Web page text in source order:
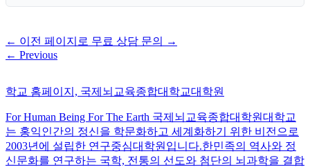
← 이전 페이지로 무료 상담 문의
→
← Previous
학교 홈페이지, 국제뇌교육종합대학교대학원
For Human Being For The Earth 국제뇌교육종합대학원대학교
는 홍익인간의 정신을 학문화하고 세계화하기 위한 비전으로
2003년에 설립한 연구중심대학원입니다.한민족의 역사와 정
신문화를 연구하는 국학, 전통의 선도와 첨단의 뇌과학을 결합